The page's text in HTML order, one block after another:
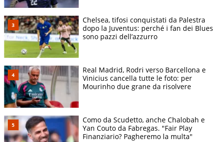
Chelsea, tifosi conquistati da Palestra
dopo la Juventus: perché i fan dei Blues
sono pazzi dell’azzurro
Real Madrid, Rodri verso Barcellona e
Vinicius cancella tutte le foto: per
Mourinho due grane da risolvere
Como da Scudetto, anche Chalobah e
Yan Couto da Fabregas. "Fair Play
Finanziario? Pagheremo la multa"